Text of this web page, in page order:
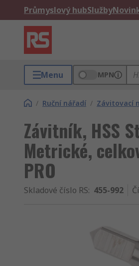
Průmyslový hubSlužby
Menu MPN
/ Ruční nářadí / Závitovací
Závitník, HSS
Metrické,
PRO
Skladové číslo RS: 455-992